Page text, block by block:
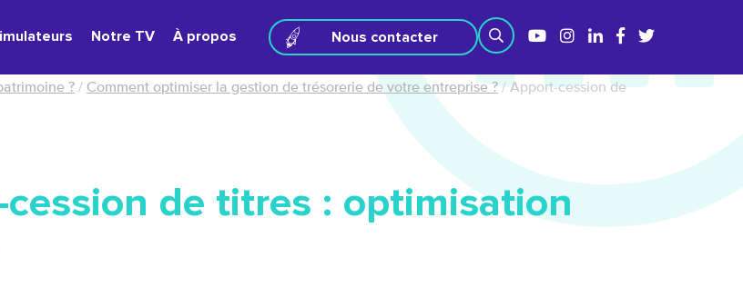
Notre TV À propos Nous contacter
? / Comment optimiser la gestion de trésorerie de votre entreprise ?/Apport-cession de
de titres : optimisation